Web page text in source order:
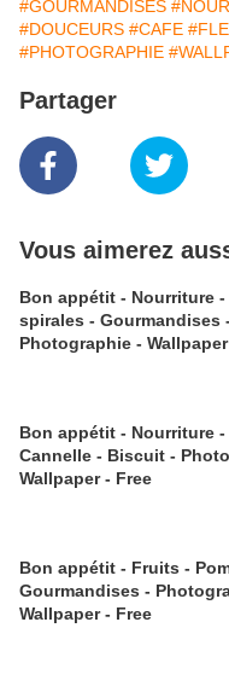
#GOURMANDISES
#DOUCEURS #CAFE
#PHOTOGRAPHIE
Partager
Vous aimerez
Bon appétit - Nourriture
spirales - Gourmandises -
Photographie -
Bon appétit - Nourriture -
Cannelle - Biscuit -
Wallpaper - Free
Bon appétit - Fruits -
Gourmandises -
Wallpaper - Free